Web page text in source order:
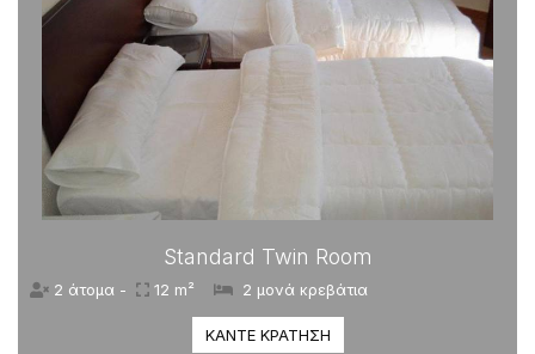
Standard Twin Room
2 άτομα - 12 m² 2 μονά κρεβάτια
ΚΆΝΤΕ ΚΡΆΤΗΣΗ